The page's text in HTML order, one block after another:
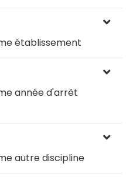
établissement
année d'arrêt
autre discipline